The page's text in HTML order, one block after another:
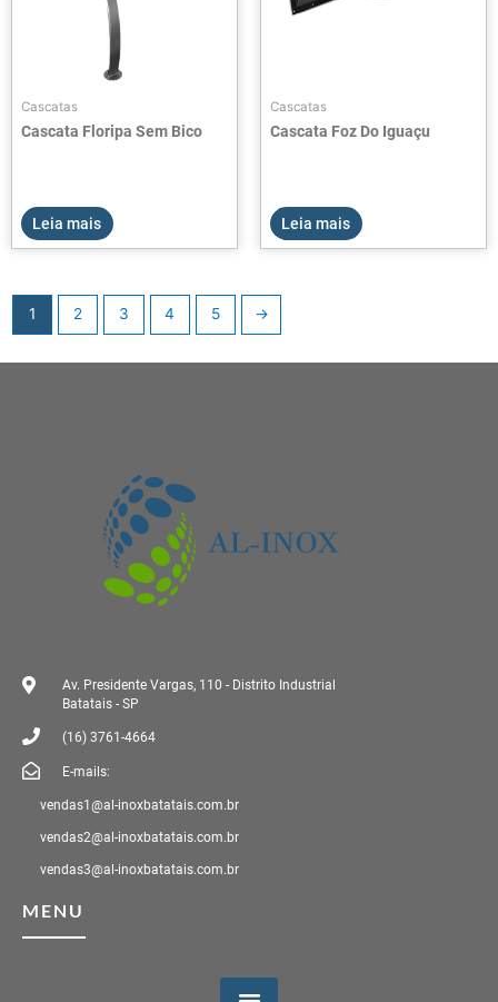
Cascatas
Cascata Floripa Sem Bico
Leia mais
Cascatas
Cascata Foz Do Iguaçu
Leia mais
1 2 3 4 5 →
Av. Presidente Vargas, 110 - Distrito Industrial
Batatais - SP
(16) 3761-4664
E-mails:
vendas1@al-inoxbatatais.com.br
vendas2@al-inoxbatatais.com.br
vendas3@al-inoxbatatais.com.br
MENU